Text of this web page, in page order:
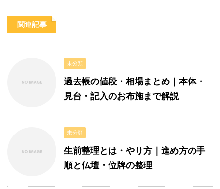
関連記事
未分類
過去帳の値段・相場まとめ｜本体・
見台・記入のお布施まで解説
未分類
生前整理とは・やり方｜進め方の手
順と仏壇・位牌の整理